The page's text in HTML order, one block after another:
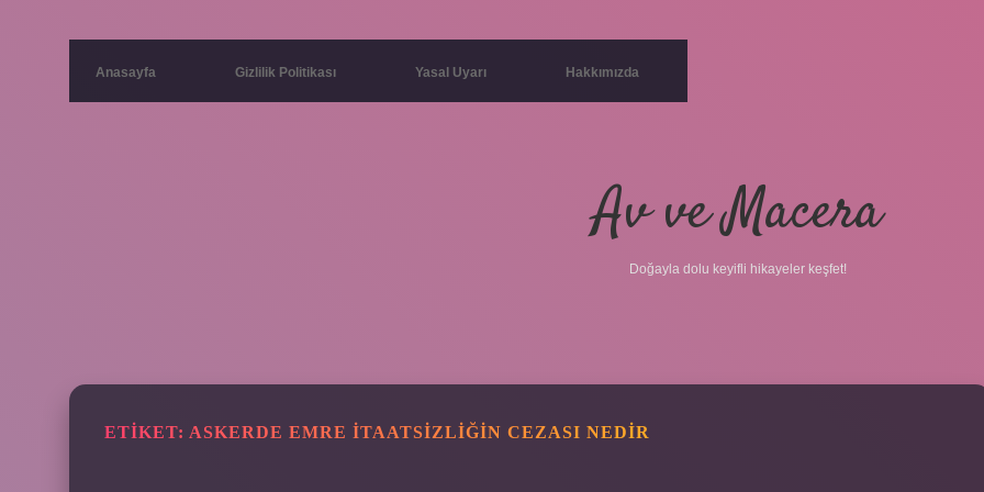
Anasayfa Gizlilik Politikası Yasal Uyarı Hakkımızda
Av ve Macera
Doğayla dolu keyifli hikayeler keşfet!
ETIKET: ASKERDE EMRE ITAATSIZLIĞIN CEZASI NEDIR